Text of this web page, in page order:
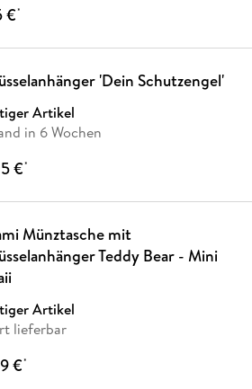
€*
'Dein Schutzengel'
Artikel
in 6 Wochen
€*
Münztasche mit
Teddy Bear - Mini
Artikel
lieferbar
€*